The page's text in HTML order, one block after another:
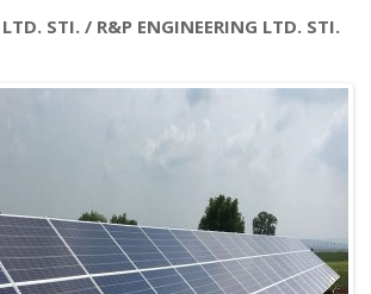
LTD. STI. / R&P ENGINEERING LTD. STI.